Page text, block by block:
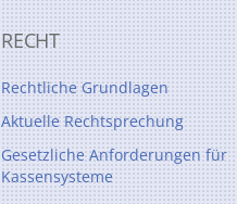
RECHT
Rechtliche Grundlagen
Aktuelle Rechtsprechung
Gesetzliche Anforderungen für
Kassensysteme